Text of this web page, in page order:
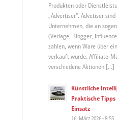
Produkten oder
„Advertiser“. Advetiser
Unternehmen, die an
(Verlage, Blogger,
zahlen, wenn Ware über
verkauft wurde. Affiliate-
verschiedene Aktionen […]
Künstliche
Praktische
Einsatz
16. März 2026 - 8:55